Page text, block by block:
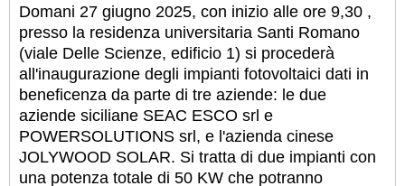
Domani 27 giugno 2025, con inizio alle ore 9,30 ,
presso la residenza universitaria Santi Romano
(viale Delle Scienze, edificio 1) si procederà
all'inaugurazione degli impianti fotovoltaici dati in
beneficenza da parte di tre aziende: le due
aziende siciliane SEAC ESCO srl e
POWERSOLUTIONS srl, e l'azienda cinese
JOLYWOOD SOLAR. Si tratta di due impianti con
una potenza totale di 50 KW che potranno